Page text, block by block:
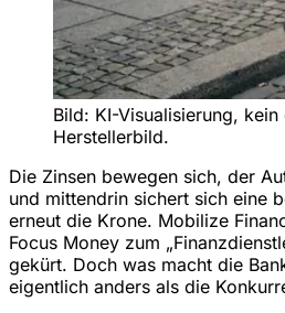
Bild: KI-Visualisierung,
Herstellerbild.
Die Zinsen bewegen sich, der
und mittendrin sichert sich eine
erneut die Krone. Mobilize
Focus Money zum
gekürt. Doch was macht die
eigentlich anders als die